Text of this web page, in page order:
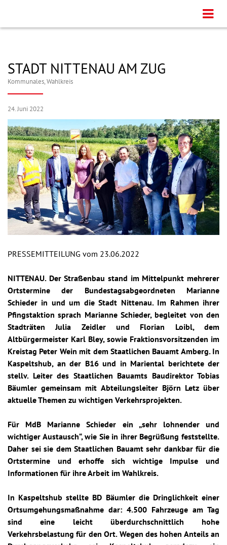
STADT NITTENAU AM ZUG
Kommunales,Wahlkreis
24. Juni 2022
PRESSEMITTEILUNG vom 23.06.2022
NITTENAU. Der Straßenbau stand im Mittelpunkt mehrerer
Ortstermine der Bundestagsabgeordneten Marianne
Schieder in und um die Stadt Nittenau. Im Rahmen ihrer
Pfingstaktion sprach Marianne Schieder, begleitet von den
Stadträten Julia Zeidler und Florian Loibl, dem
Altbürgermeister Karl Bley, sowie Fraktionsvorsitzenden im
Kreistag Peter Wein mit dem Staatlichen Bauamt Amberg. In
Kaspeltshub, an der B16 und in Mariental berichtete der
stellv. Leiter des Staatlichen Bauamts Baudirektor Tobias
Bäumler gemeinsam mit Abteilungsleiter Björn Letz über
aktuelle Themen zu wichtigen Verkehrsprojekten.
Für MdB Marianne Schieder ein „sehr lohnender und
wichtiger Austausch“, wie Sie in ihrer Begrüßung feststellte.
Daher sei sie dem Staatlichen Bauamt sehr dankbar für die
Ortstermine und erhoffe sich wichtige Impulse und
Informationen für ihre Arbeit im Wahlkreis.
In Kaspeltshub stellte BD Bäumler die Dringlichkeit einer
Ortsumgehungsmaßnahme dar: 4.500 Fahrzeuge am Tag
sind eine leicht überdurchschnittlich hohe
Verkehrsbelastung für den Ort. Wegen des hohen Anteils an